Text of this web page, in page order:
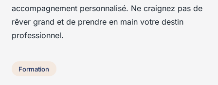
accompagnement personnalisé. Ne craignez pas de
rêver grand et de prendre en main votre destin
professionnel.
Formation